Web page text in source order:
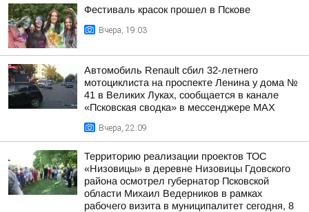
Фестиваль красок прошел в Пскове
Вчера, 19:03
Автомобиль Renault сбил 32-летнего
мотоциклиста на проспекте Ленина у дома №
41 в Великих Луках, сообщается в канале
«Псковская сводка» в мессенджере MAX
Вчера, 22:09
Территорию реализации проектов ТОС
«Низовицы» в деревне Низовицы Гдовского
района осмотрел губернатор Псковской
области Михаил Ведерников в рамках
рабочего визита в муниципалитет сегодня, 8